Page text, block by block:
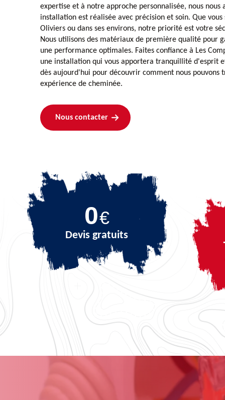
expertise et à notre approche personnalisée, nous nous
installation est réalisée avec précision et soin. Que vous
Oliviers ou dans ses environs, notre priorité est votre
Nous utilisons des matériaux de première qualité pour
une performance optimales. Faites confiance à Les
une installation qui vous apportera tranquillité d'esprit
dès aujourd'hui pour découvrir comment nous pouvons
expérience de cheminée.
Nous contacter
0€
Devis gratuits